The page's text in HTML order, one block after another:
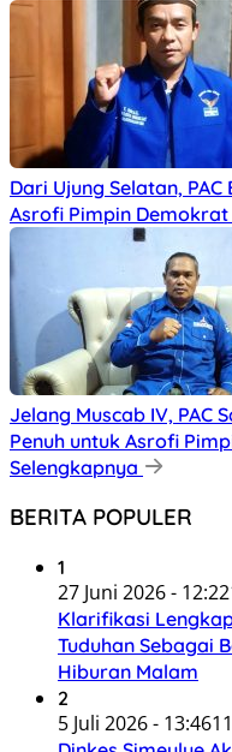
Dari Ujung Selatan,
Asrofi Pimpin Demokrat
Jelang Muscab IV, PAC
Penuh untuk Asrofi
Selengkapnya
BERITA POPULER
1
27 Juni 2026 - 12:22
Klarifikasi
Tuduhan Sebagai
Hiburan Malam
2
5 Juli 2026 - 13:46